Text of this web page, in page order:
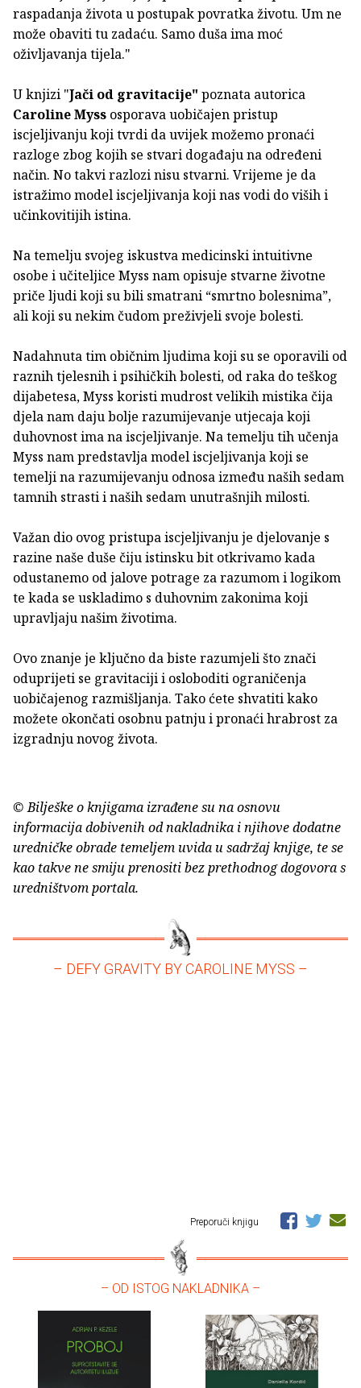
raspadanja života u postupak povratka životu. Um ne
može obaviti tu zadaću. Samo duša ima moć
oživljavanja tijela."
U knjizi "Jači od gravitacije" poznata autorica
Caroline Myss osporava uobičajen pristup
iscjeljivanju koji tvrdi da uvijek možemo pronaći
razloge zbog kojih se stvari događaju na određeni
način. No takvi razlozi nisu stvarni. Vrijeme je da
istražimo model iscjeljivanja koji nas vodi do viših i
učinkovitijih istina.
Na temelju svojeg iskustva medicinski intuitivne
osobe i učiteljice Myss nam opisuje stvarne životne
priče ljudi koji su bili smatrani “smrtno bolesnima”,
ali koji su nekim čudom preživjeli svoje bolesti.
Nadahnuta tim običnim ljudima koji su se oporavili od
raznih tjelesnih i psihičkih bolesti, od raka do teškog
dijabetesa, Myss koristi mudrost velikih mistika čija
djela nam daju bolje razumijevanje utjecaja koji
duhovnost ima na iscjeljivanje. Na temelju tih učenja
Myss nam predstavlja model iscjeljivanja koji se
temelji na razumijevanju odnosa između naših sedam
tamnih strasti i naših sedam unutrašnjih milosti.
Važan dio ovog pristupa iscjeljivanju je djelovanje s
razine naše duše čiju istinsku bit otkrivamo kada
odustanemo od jalove potrage za razumom i logikom
te kada se uskladimo s duhovnim zakonima koji
upravljaju našim životima.
Ovo znanje je ključno da biste razumjeli što znači
oduprijeti se gravitaciji i osloboditi ograničenja
uobičajenog razmišljanja. Tako ćete shvatiti kako
možete okončati osobnu patnju i pronaći hrabrost za
izgradnju novog života.
© Bilješke o knjigama izrađene su na osnovu
informacija dobivenih od nakladnika i njihove dodatne
uredničke obrade temeljem uvida u sadržaj knjige, te se
kao takve ne smiju prenositi bez prethodnog dogovora s
uredništvom portala.
– DEFY GRAVITY BY CAROLINE MYSS –
Preporuči knjigu
– OD ISTOG NAKLADNIKA –